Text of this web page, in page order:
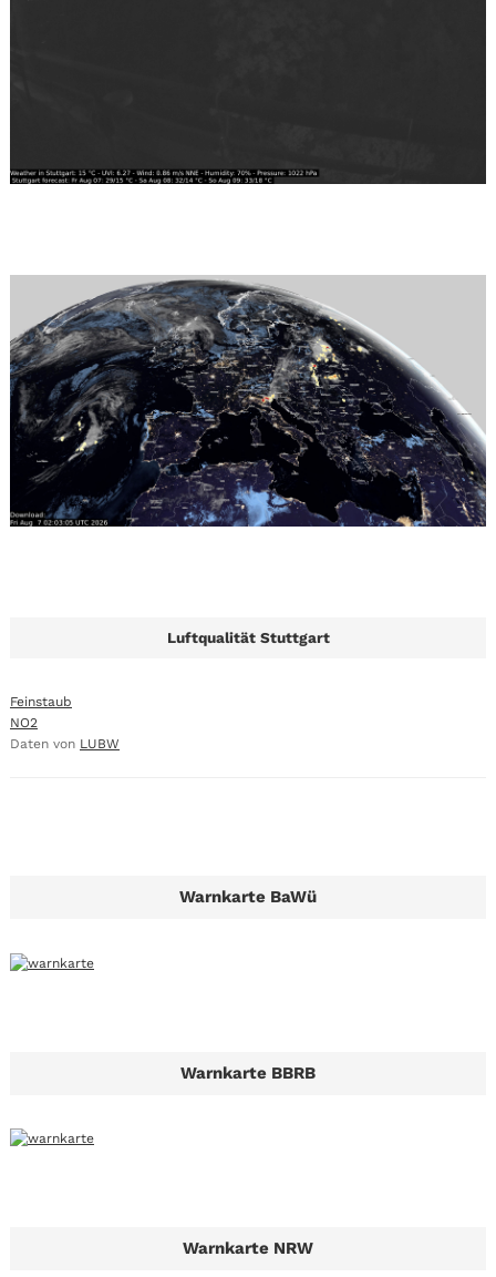
Luftqualität Stuttgart
Feinstaub
NO2
Daten von LUBW
Warnkarte BaWü
Warnkarte BBRB
Warnkarte NRW